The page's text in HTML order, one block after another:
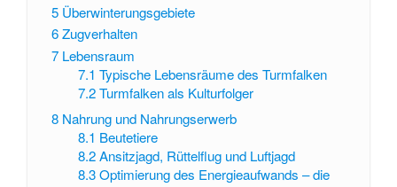
5 Überwinterungsgebiete
6Zugverhalten
7 Lebensraum
7.1 Typische Lebensräume des Turmfalken
7.2 Turmfalken als Kulturfolger
8 Nahrung und Nahrungserwerb
8.1 Beutetiere
8.2 Ansitzjagd, Rüttelflug und Luftjagd
8.3 Optimierung des Energieaufwands – die